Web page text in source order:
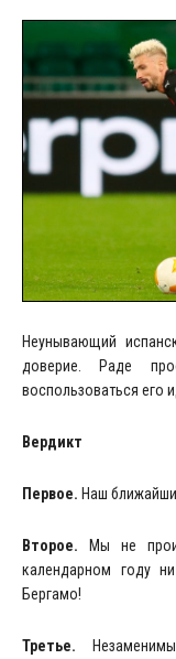
Неунывающий
доверие. Раде
воспользоваться его
Вердикт
Первое. Наш
Второе. Мы не
календарном году
Бергамо!
Третье.